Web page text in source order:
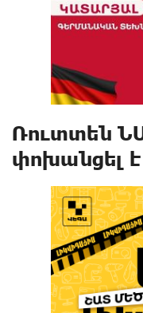
Ռուտտեն
փոխանցել